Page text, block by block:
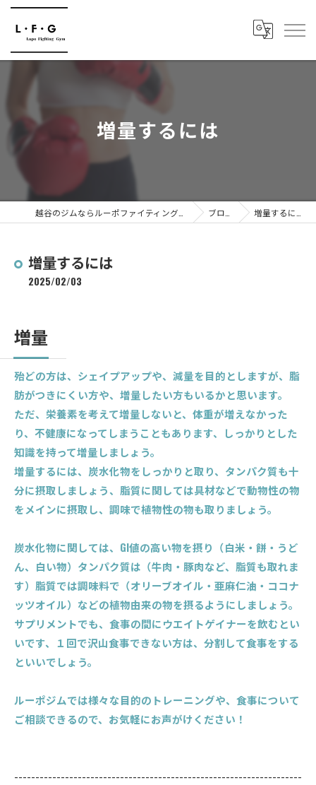
増量するには
ブログ 増量するには
増量するには
2025/02/03
増量
殆どの方は、シェイプアップや、減量を目的としますが、脂
肪がつきにくい方や、増量したい方もいるかと思います。
ただ、栄養素を考えて増量しないと、体重が増えなかった
り、不健康になってしまうこともあります、しっかりとした
知識を持って増量しましょう。
増量するには、炭水化物をしっかりと取り、タンパク質も十
分に摂取しましょう、脂質に関しては具材などで動物性の物
をメインに摂取し、調味で植物性の物も取りましょう。
炭水化物に関しては、GI値の高い物を摂り（白米・餅・うど
ん、白い物）タンパク質は（牛肉・豚肉など、脂質も取れま
す）脂質では調味料で（オリーブオイル・亜麻仁油・ココナ
ッツオイル）などの植物由来の物を摂るようにしましょう。
サプリメントでも、食事の間にウエイトゲイナーを飲むとい
いです、１回で沢山食事できない方は、分割して食事をする
といいでしょう。
ルーポジムでは様々な目的のトレーニングや、食事について
ご相談できるので、お気軽にお声がけください！
--------------------------------------------------------------------